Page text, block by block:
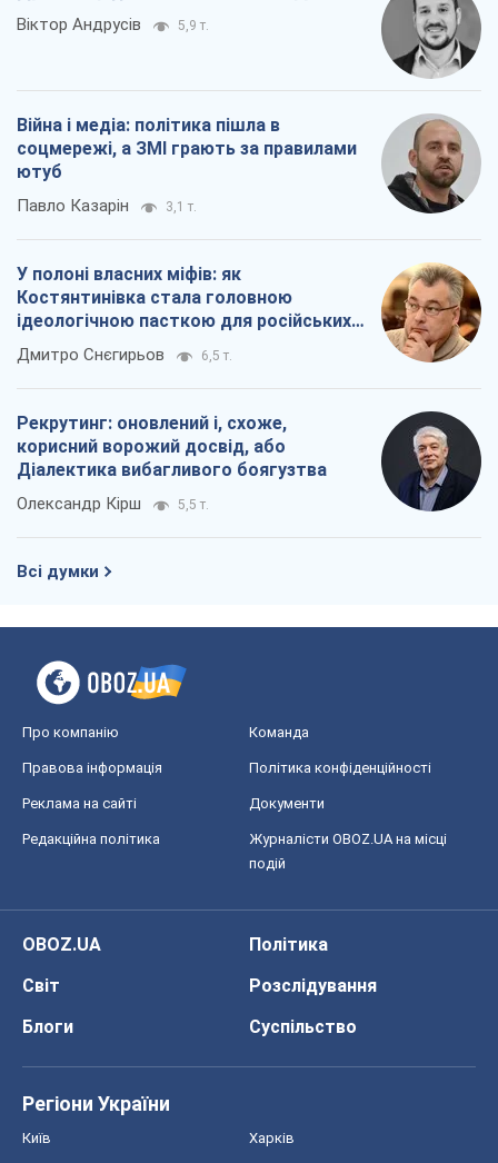
Віктор Андрусів 5,9 т.
Війна і медіа: політика пішла в
соцмережі, а ЗМІ грають за правилами
ютуб
Павло Казарін 3,1 т.
У полоні власних міфів: як
Костянтинівка стала головною
ідеологічною пасткою для російських
окупантів
Дмитро Снєгирьов 6,5 т.
Рекрутинг: оновлений і, схоже,
корисний ворожий досвід, або
Діалектика вибагливого боягузтва
Олександр Кірш 5,5 т.
Всі думки
Про компанію Команда
Правова інформація Політика конфіденційності
Реклама на сайті Документи
Редакційна політика
Журналісти OBOZ.UA на місці
подій
OBOZ.UA
Політика
Світ
Розслідування
Блоги
Суспільство
Регіони України
Київ Харків